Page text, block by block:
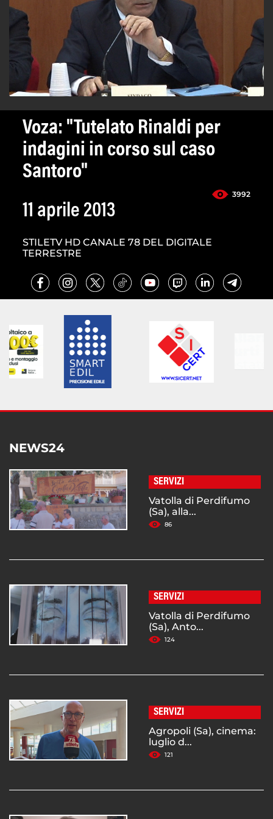
Voza: "Tutelato Rinaldi per
indagini in corso sul caso
Santoro"
3992
11 aprile 2013
STILETV HD CANALE 78 DEL DIGITALE
TERRESTRE
NEWS24
SERVIZI
Vatolla di Perdifumo
(Sa), alla...
86
SERVIZI
Vatolla di Perdifumo
(Sa), Anto...
124
SERVIZI
Agropoli (Sa), cinema:
luglio d...
121